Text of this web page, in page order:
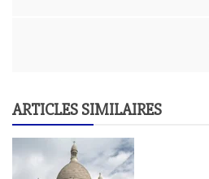
ARTICLES SIMILAIRES